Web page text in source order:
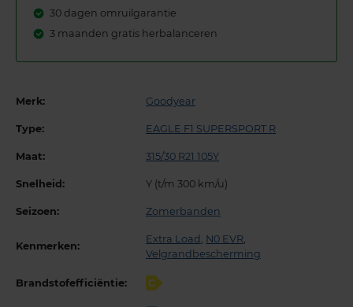
30 dagen omruilgarantie
3 maanden gratis herbalanceren
Merk: Goodyear
Type: EAGLE F1 SUPERSPORT R
Maat: 315/30 R21 105Y
Snelheid: Y (t/m 300 km/u)
Seizoen: Zomerbanden
Kenmerken:
Extra Load , N0 EVR,
Velgrandbescherming
Brandstofefficiëntie: C